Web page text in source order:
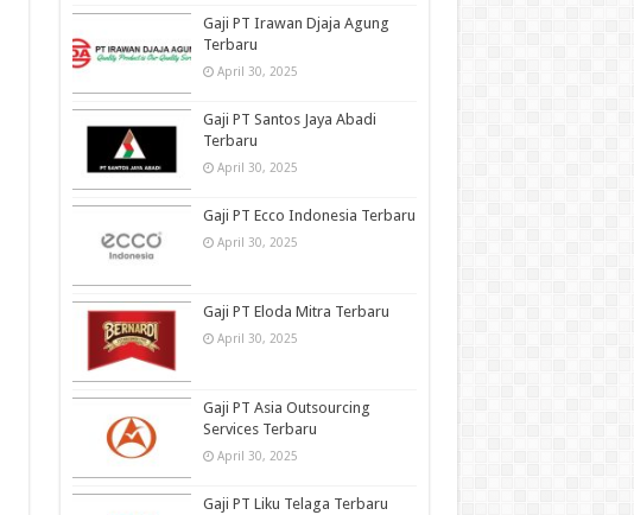
Gaji PT Irawan Djaja Agung
Terbaru
April 30, 2025
Gaji PT Santos Jaya Abadi
Terbaru
April 30, 2025
Gaji PT Ecco Indonesia Terbaru
April 30, 2025
Gaji PT Eloda Mitra Terbaru
April 30, 2025
Gaji PT Asia Outsourcing
Services Terbaru
April 30, 2025
Gaji PT Liku Telaga Terbaru